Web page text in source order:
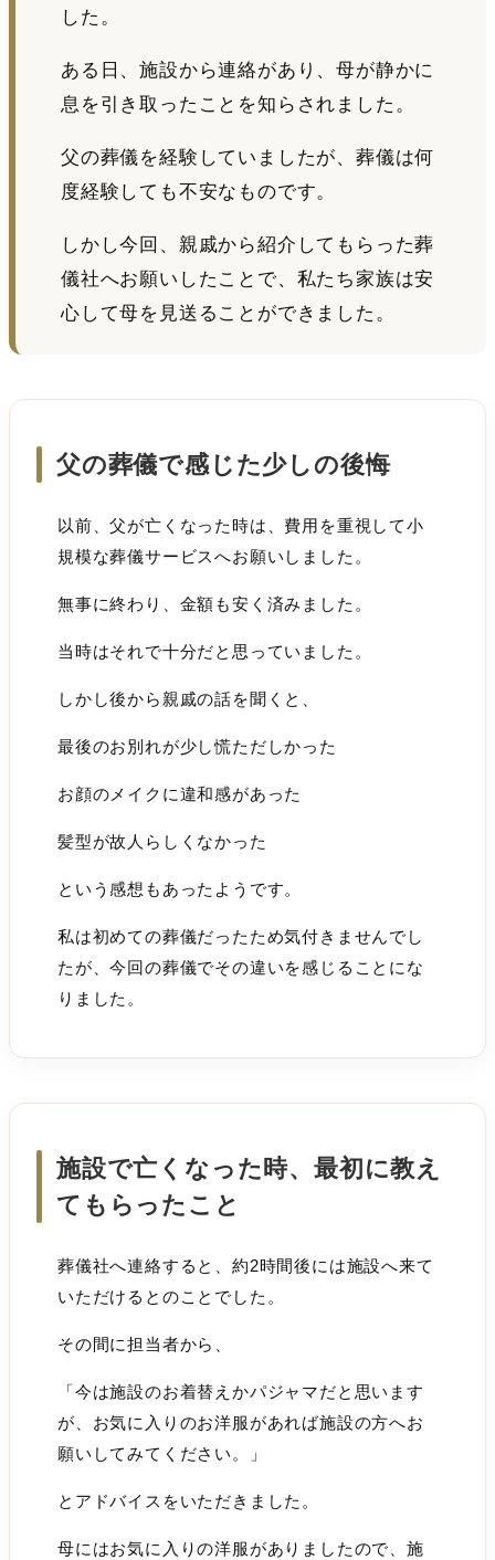
した。
ある日、施設から連絡があり、母が静かに
息を引き取ったことを知らされました。
父の葬儀を経験していましたが、葬儀は何
度経験しても不安なものです。
しかし今回、親戚から紹介してもらった葬
儀社へお願いしたことで、私たち家族は安
心して母を見送ることができました。
父の葬儀で感じた少しの後悔
以前、父が亡くなった時は、費用を重視して小
規模な葬儀サービスへお願いしました。
無事に終わり、金額も安く済みました。
当時はそれで十分だと思っていました。
しかし後から親戚の話を聞くと、
最後のお別れが少し慌ただしかった
お顔のメイクに違和感があった
髪型が故人らしくなかった
という感想もあったようです。
私は初めての葬儀だったため気付きませんでし
たが、今回の葬儀でその違いを感じることにな
りました。
施設で亡くなった時、最初に教え
てもらったこと
葬儀社へ連絡すると、約2時間後には施設へ来て
いただけるとのことでした。
その間に担当者から、
「今は施設のお着替えかパジャマだと思います
が、お気に入りのお洋服があれば施設の方へお
願いしてみてください。」
とアドバイスをいただきました。
母にはお気に入りの洋服がありましたので、施